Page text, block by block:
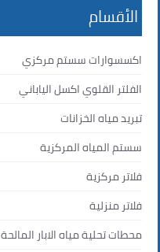
الأقسام
اكسسوارات سستم مركزي
الفلتر القلوي اكسل الياباني
تبريد مياه الخزانات
سستم المياه المركزية
فلاتر مركزية
فلاتر منزلية
محطات تحلية مياه الابار المالحة